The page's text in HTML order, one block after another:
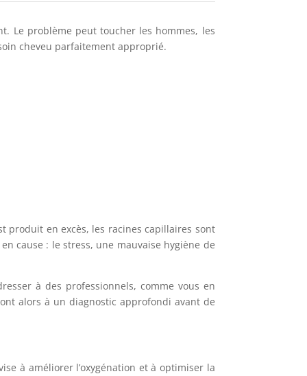
Le problème peut toucher les hommes, les
cheveu parfaitement approprié.
produit en excès, les racines capillaires sont
cause : le stress, une mauvaise hygiène de
à des professionnels, comme vous en
alors à un diagnostic approfondi avant de
à améliorer l’oxygénation et à optimiser la